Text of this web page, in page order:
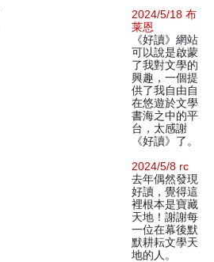
2024/5/18 布
莱恩
《好讀》網站
可以說是啟蒙
了我對文學的
興趣，一個提
供了我自由自
在悠遊於文學
書海之中的平
台，太感謝
《好讀》了。
2024/5/8 rc
去年偶然發現
好讀，覺得這
裡根本是寶藏
天地！謝謝每
一位在幕後默
默耕耘文學天
地的人。